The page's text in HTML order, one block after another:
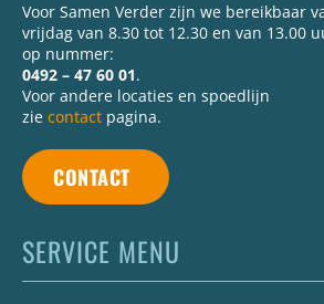
Voor Samen Verder zijn we bereikbaar
vrijdag van 8.30 tot 12.30 en van 13.00
op nummer:
0492 – 47 60 01.
Voor andere locaties en spoedlijn
zie contact pagina.
CONTACT
SERVICE MENU